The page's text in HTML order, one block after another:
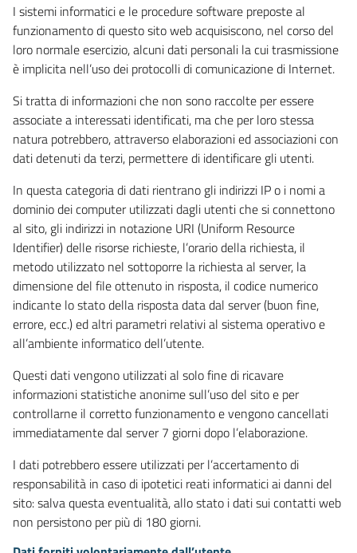
I sistemi informatici e le procedure software preposte al
funzionamento di questo sito web acquisiscono, nel corso del
loro normale esercizio, alcuni dati personali la cui trasmissione
è implicita nell’uso dei protocolli di comunicazione di Internet.
Si tratta di informazioni che non sono raccolte per essere
associate a interessati identificati, ma che per loro stessa
natura potrebbero, attraverso elaborazioni ed associazioni con
dati detenuti da terzi, permettere di identificare gli utenti.
In questa categoria di dati rientrano gli indirizzi IP o i nomi a
dominio dei computer utilizzati dagli utenti che si connettono
al sito, gli indirizzi in notazione URI (Uniform Resource
Identifier) delle risorse richieste, l’orario della richiesta, il
metodo utilizzato nel sottoporre la richiesta al server, la
dimensione del file ottenuto in risposta, il codice numerico
indicante lo stato della risposta data dal server (buon fine,
errore, ecc.) ed altri parametri relativi al sistema operativo e
all’ambiente informatico dell’utente.
Questi dati vengono utilizzati al solo fine di ricavare
informazioni statistiche anonime sull’uso del sito e per
controllarne il corretto funzionamento e vengono cancellati
immediatamente dal server 7 giorni dopo l’elaborazione.
I dati potrebbero essere utilizzati per l’accertamento di
responsabilità in caso di ipotetici reati informatici ai danni del
sito: salva questa eventualità, allo stato i dati sui contatti web
non persistono per più di 180 giorni.